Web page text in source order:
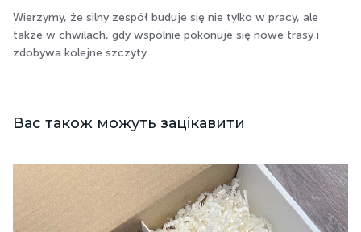
Wierzymy, że silny zespół buduje się nie tylko w pracy, ale
także w chwilach, gdy wspólnie pokonuje się nowe trasy i
zdobywa kolejne szczyty.
Вас також можуть зацікавити